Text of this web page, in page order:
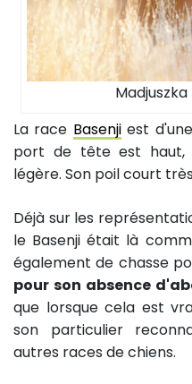
La race Basenjiest
port de tête est haut,
légère. Son poil court
Déjà sur les
le Basenji était là
également de chasse
pour son absence
que lorsque cela est
son particulier
autres races de chiens.